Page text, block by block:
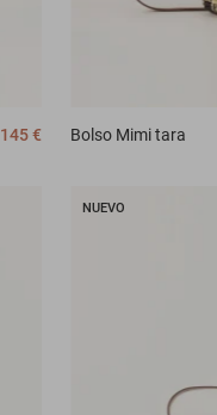
145 € Bolso Mimi tara
NUEVO